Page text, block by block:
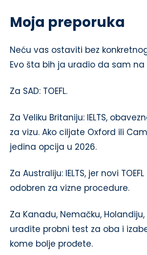
Moja preporuka
Neću vas ostaviti bez
Evo šta bih ja uradio da sam
Za SAD: TOEFL.
Za Veliku Britaniju: IELTS,
za vizu. Ako ciljate Oxford ili
jedina opcija u 2026.
Za Australiju: IELTS, jer novi
odobren za vizne procedure.
Za Kanadu, Nemačku, Holandiju,
uradite probni test za oba i
kome bolje prođete.